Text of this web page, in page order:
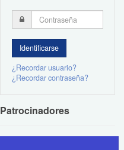
¿Recordar usuario?
¿Recordar contraseña?
Patrocinadores